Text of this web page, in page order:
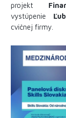
projekt
vystúpenie
cvičnej firmy.